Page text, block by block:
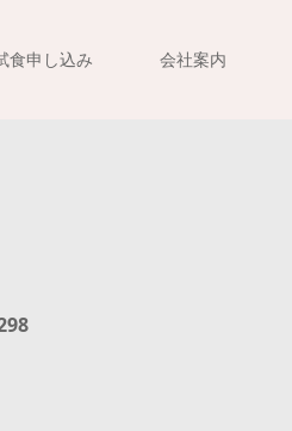
食申し込み 会社案内